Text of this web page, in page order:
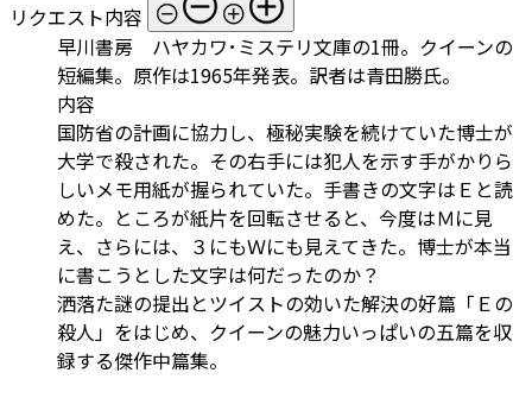
リクエスト内容
早川書房 ハヤカワ･ミステリ文庫の1冊。クイーンの
短編集。原作は1965年発表。訳者は青田勝氏。
内容
国防省の計画に協力し、極秘実験を続けていた博士が
大学で殺された。その右手には犯人を示す手がかりら
しいメモ用紙が握られていた。手書きの文字はＥと読
めた。ところが紙片を回転させると、今度はＭに見
え、さらには、３にもＷにも見えてきた。博士が本当
に書こうとした文字は何だったのか？
洒落た謎の提出とツイストの効いた解決の好篇「Ｅの
殺人」をはじめ、クイーンの魅力いっぱいの五篇を収
録する傑作中篇集。